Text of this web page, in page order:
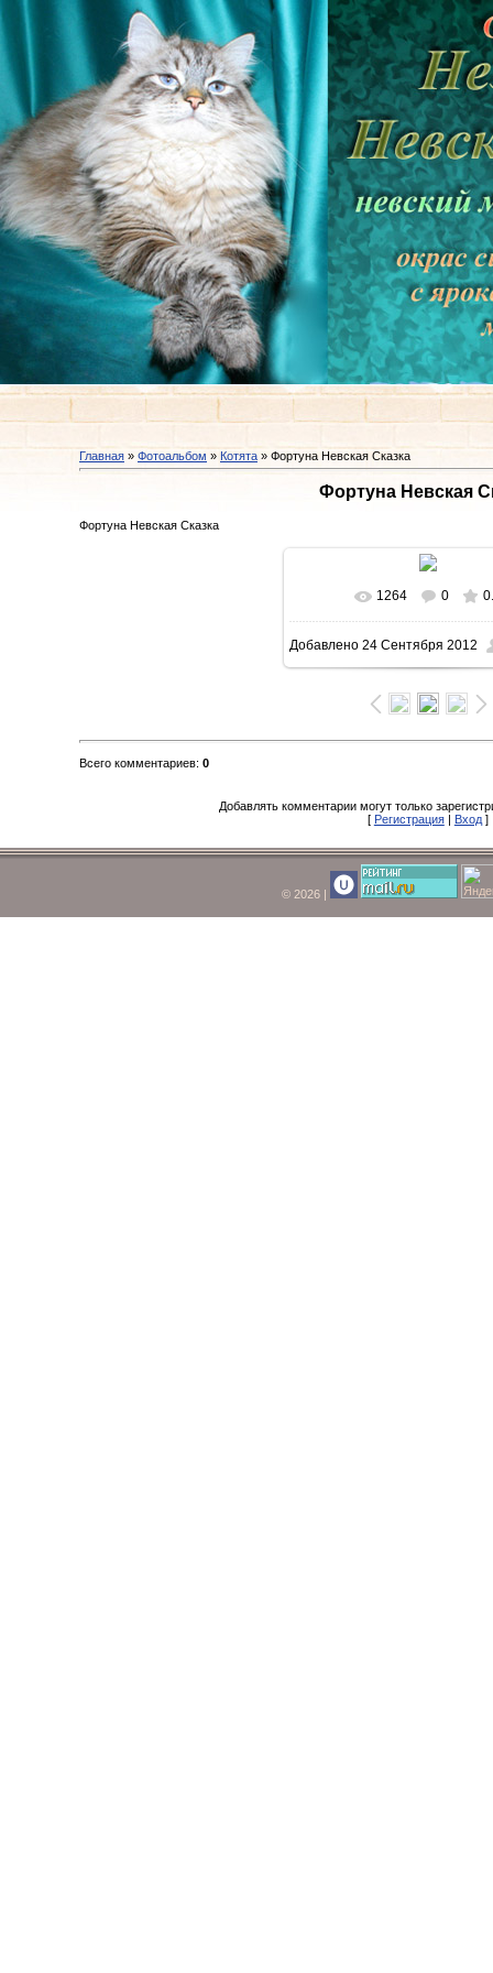
Главная » Фотоальбом » Котята » Фортуна Невская Сказка
Фортуна Невская
Фортуна Невская Сказка
1264 0
Добавлено24 Сентября 2012
Всего комментариев: 0
Добавлять комментарии могут только
[ Регистрация| Вход]
© 2026 |